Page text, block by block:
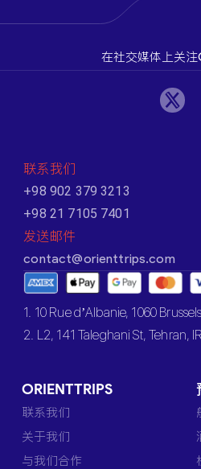
在社交媒体上关
联系我们
+98 902 379 3213
+98 21 7105 7401
发送邮件
contact@orienttrips.com
1. 10 Rue d’Albanie, 1060
2. L2, 141 Taleghani St, Tehran, IR
ORIENTTRIPS
联系我们
关于我们
与我们合作